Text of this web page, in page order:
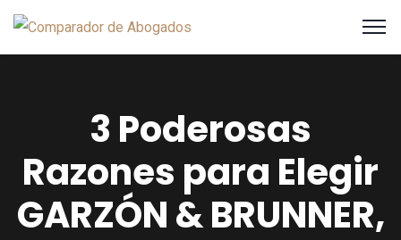
3 Poderosas
Razones para Elegir
GARZÓN & BRUNNER,